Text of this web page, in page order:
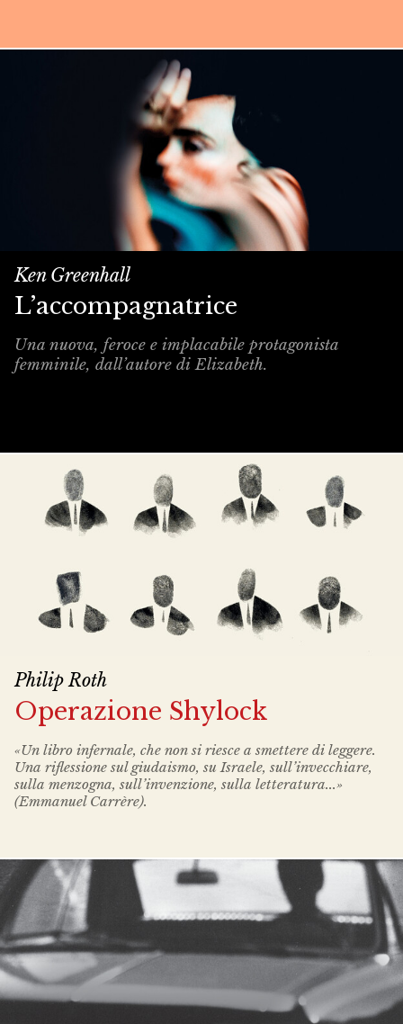
Ken Greenhall
L’accompagnatrice
Una nuova, feroce e implacabile protagonista
femminile, dall’autore di Elizabeth.
Philip Roth
Operazione Shylock
«Un libro infernale, che non si riesce a smettere di leggere.
Una riflessione sul giudaismo, su Israele, sull’invecchiare,
sulla menzogna, sull’invenzione, sulla letteratura...»
(Emmanuel Carrère).